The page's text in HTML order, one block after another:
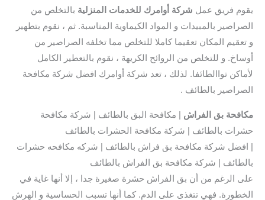
يقوم فريق عمل شركة أوامرك للخدمات المنزلية بالتخلص من
الصراصير بالمبيدات و المواد الكيماوية المناسبة. ثم ، نقوم بتطهير
و تعقيم المكان تعقيما كاملا للتخلص مما تخلفه الصراصير من
أوساخ. و للتخلص من الروائح الكريهة ، نقوم بالتعطير الكامل
لأماكن تواالطائفا. لذلك ، تعد شركة أوامرك افضل شركة مكافحة
الصراصير بالطائف .
مكافحة بق الفراش
| مكافحة البق بالطائف | شركة مكافحة
حشرات بالطائف | شركة مكافحة الحشرات بالطائف
| افضل شركة مكافحة بق فراش بالطائف | شركه مكافحه حشرات
بالطائف | شركة مكافحة بق الفراش بالطائف
على الرغم من أن بق الفراش حشرة صغيرة جدا ، إلا أنها غاية في
الخطورة. فهي تتغذى على الدم. كما أنها تسبب الحساسية و الهرش